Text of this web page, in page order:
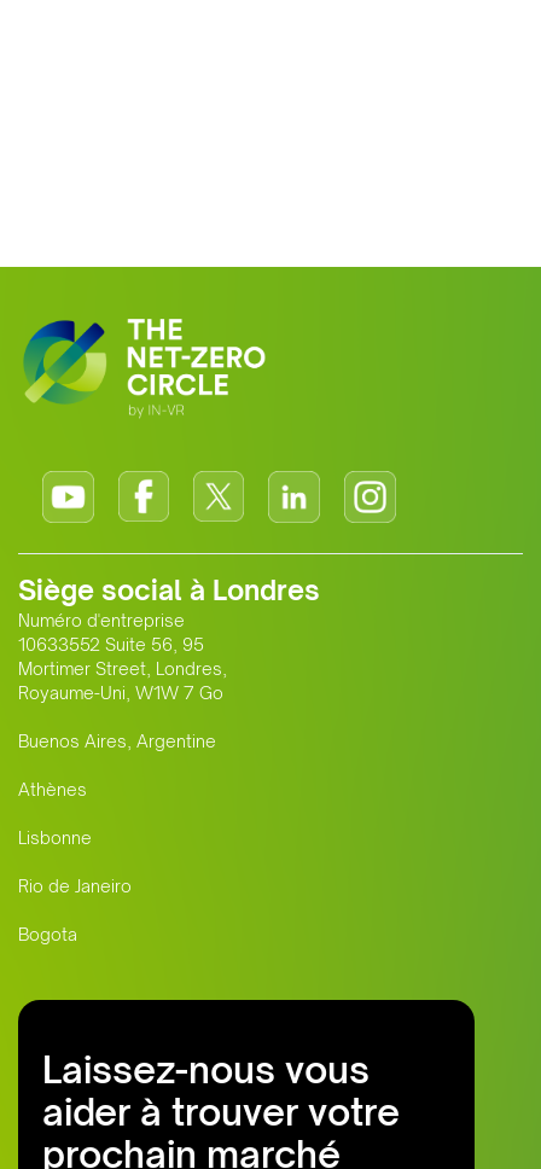
Siège social à Londres
Numéro d'entreprise
10633552 Suite 56, 95
Mortimer Street, Londres,
Royaume-Uni, W1W 7 Go
Buenos Aires, Argentine
Athènes
Lisbonne
Rio de Janeiro
Bogota
Laissez-nous vous
aider à trouver votre
prochain marché